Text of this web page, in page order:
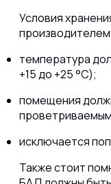
Условия
температура
+15 до +25 °C);
помещения
исключается
Также стоит